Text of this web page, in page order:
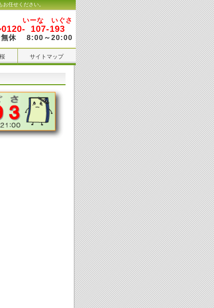
任せください。
107-193
いーな いぐさ
無休 8:00～20:00
サイトマップ